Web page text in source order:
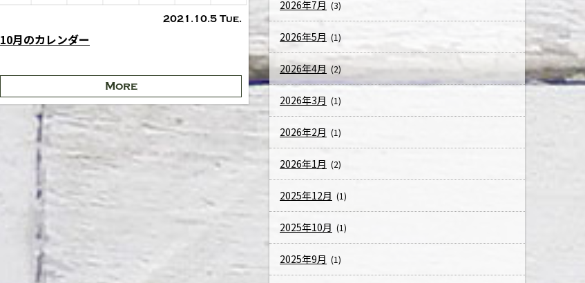
2021.10.5 Tue.
10月のカレンダー
More
2026年7月 (3)
2026年5月 (1)
2026年4月 (2)
2026年3月 (1)
2026年2月 (1)
2026年1月 (2)
2025年12月 (1)
2025年10月 (1)
2025年9月 (1)